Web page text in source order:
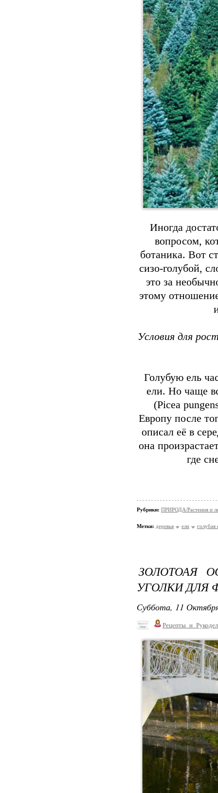
Иногда
вопросом,
ботаника. Вот
сизо-голубой,
это за
этому
Условия для
Голубую ель
ели. Но чаще
(Picea
Европу после
описал её в
она
где
Рубрики: ПРИРОДА/Растения и
Метки: деревья ели голубая
ЗОЛОТОАЯ
УГОЛКИ ДЛЯ
Суббота, 11